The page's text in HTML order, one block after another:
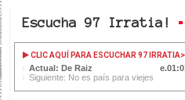
Escucha 97 Irratia!
CLIC AQUÍ PARA ESCUCHAR 97 IRRATIA
Actual: De Raiz
Siguiente: No es país para viejes